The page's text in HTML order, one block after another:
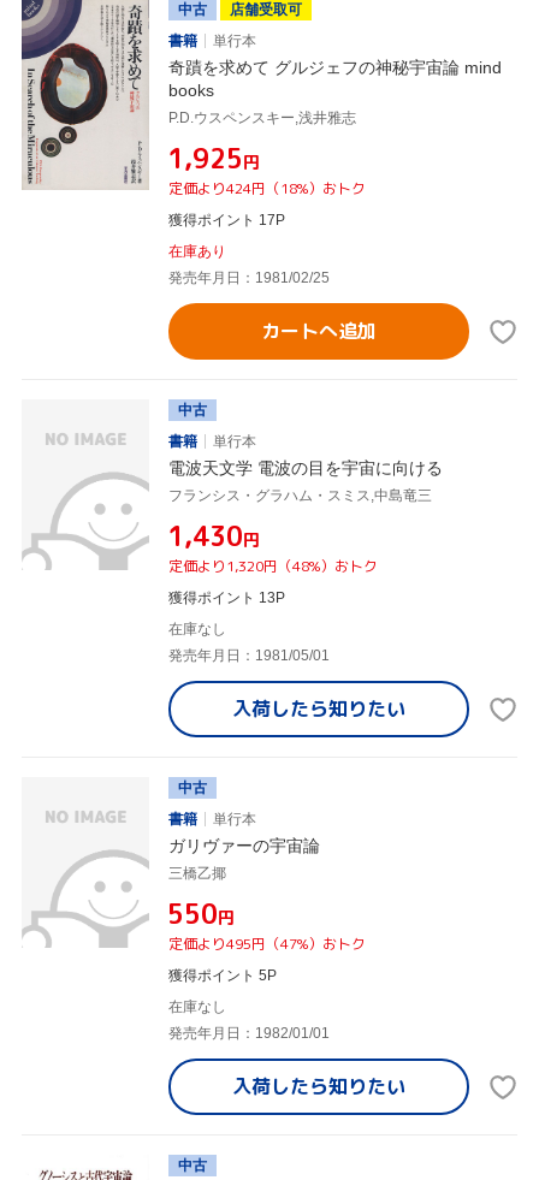
中古
店舗受取可
書籍
単行本
奇蹟を求めて グルジェフの神秘宇宙論 mind
books
P.D.ウスペンスキー,浅井雅志
¥1,925円
定価より424円（18%）おトク
獲得ポイント 17P
在庫あり
発売年月日：1981/02/25
カートへ追加
中古
書籍
単行本
電波天文学 電波の目を宇宙に向ける
フランシス・グラハム・スミス,中島竜三
¥1,430円
定価より1,320円（48%）おトク
獲得ポイント 13P
在庫なし
発売年月日：1981/05/01
入荷したら知りたい
中古
書籍
単行本
ガリヴァーの宇宙論
三橋乙揶
¥550円
定価より495円（47%）おトク
獲得ポイント 5P
在庫なし
発売年月日：1982/01/01
入荷したら知りたい
中古